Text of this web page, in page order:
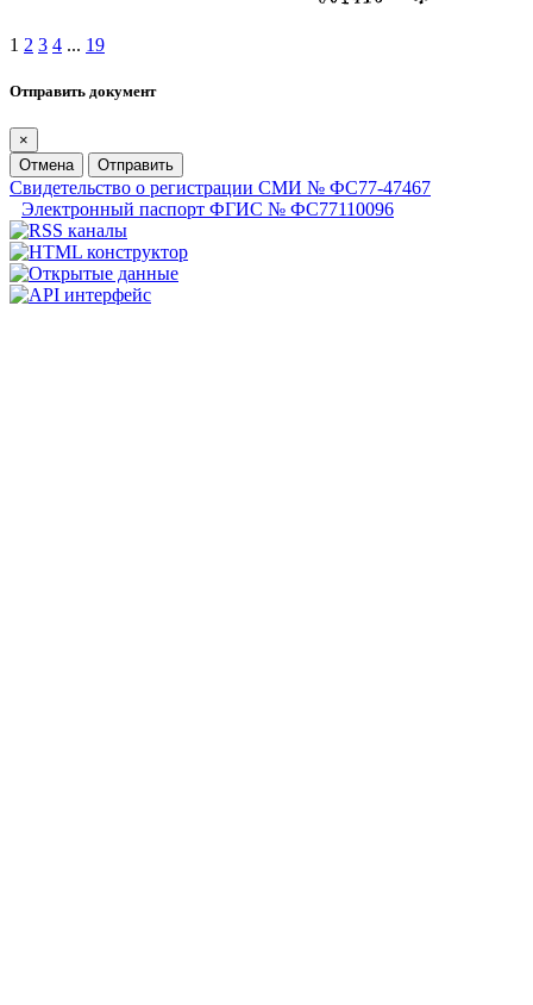
1 2 3 4 ... 19
Отправить документ
×
Отмена
Отправить
Свидетельство о регистрации СМИ № ФС77-47467
Электронный паспорт ФГИС № ФС77110096